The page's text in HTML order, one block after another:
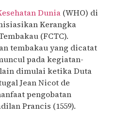
Dunia (WHO) di
Kerangka
(FCTC).
tembakau yang dicatat
pada kegiatan-
dimulai ketika Duta
Jean Nicot de
pengobatan
Prancis (1559).